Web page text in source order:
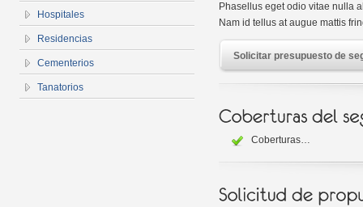
Phasellus eget odio vitae nulla
Nam id tellus at augue mattis
Solicitar presupuesto de
Coberturas…
Hospitales
Residencias
Cementerios
Tanatorios